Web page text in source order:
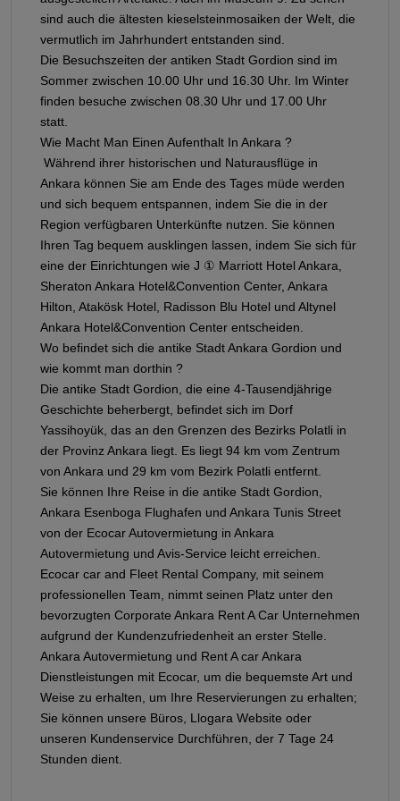
sind auch die ältesten kieselsteinmosaiken der Welt, die
vermutlich im Jahrhundert entstanden sind.
Die Besuchszeiten der antiken Stadt Gordion sind im
Sommer zwischen 10.00 Uhr und 16.30 Uhr. Im Winter
finden besuche zwischen 08.30 Uhr und 17.00 Uhr
statt.
Wie Macht Man Einen Aufenthalt In Ankara ?
Während ihrer historischen und Naturausflüge in
Ankara können Sie am Ende des Tages müde werden
und sich bequem entspannen, indem Sie die in der
Region verfügbaren Unterkünfte nutzen. Sie können
Ihren Tag bequem ausklingen lassen, indem Sie sich für
eine der Einrichtungen wie J ① Marriott Hotel Ankara,
Sheraton Ankara Hotel&Convention Center, Ankara
Hilton, Atakösk Hotel, Radisson Blu Hotel und Altynel
Ankara Hotel&Convention Center entscheiden.
Wo befindet sich die antike Stadt Ankara Gordion und
wie kommt man dorthin ?
Die antike Stadt Gordion, die eine 4-Tausendjährige
Geschichte beherbergt, befindet sich im Dorf
Yassihoyük, das an den Grenzen des Bezirks Polatli in
der Provinz Ankara liegt. Es liegt 94 km vom Zentrum
von Ankara und 29 km vom Bezirk Polatli entfernt.
Sie können Ihre Reise in die antike Stadt Gordion,
Ankara Esenboga Flughafen und Ankara Tunis Street
von der Ecocar Autovermietung in Ankara
Autovermietung und Avis-Service leicht erreichen.
Ecocar car and Fleet Rental Company, mit seinem
professionellen Team, nimmt seinen Platz unter den
bevorzugten Corporate Ankara Rent A Car Unternehmen
aufgrund der Kundenzufriedenheit an erster Stelle.
Ankara Autovermietung und Rent A car Ankara
Dienstleistungen mit Ecocar, um die bequemste Art und
Weise zu erhalten, um Ihre Reservierungen zu erhalten;
Sie können unsere Büros, Llogara Website oder
unseren Kundenservice Durchführen, der 7 Tage 24
Stunden dient.